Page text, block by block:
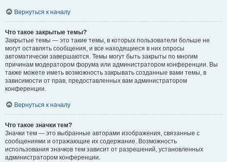
Вернуться к началу
Что такое закрытые темы?
Закрытые темы — это такие темы, в которых пользователи больше не
могут оставлять сообщения, и все находящиеся в них опросы
автоматически завершаются. Темы могут быть закрыты по многим
причинам модератором форума или администратором конференции. Вы
также можете иметь возможность закрывать созданные вами темы, в
зависимости от прав, предоставленных вам администратором
конференции.
Вернуться к началу
Что такое значки тем?
Значки тем — это выбранные авторами изображения, связанные с
сообщениями и отражающие их содержание. Возможность
использования значков тем зависит от разрешений, установленных
администратором конференции.